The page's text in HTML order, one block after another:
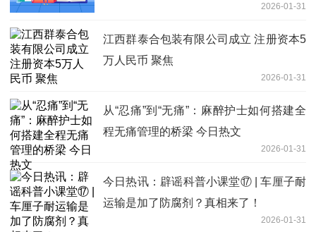
2026-01-31
江西群泰合包装有限公司成立 注册资本5
万人民币 聚焦
2026-01-31
从“忍痛”到“无痛”：麻醉护士如何搭建全
程无痛管理的桥梁 今日热文
2026-01-31
今日热讯：辟谣科普小课堂⑰ | 车厘子耐
运输是加了防腐剂？真相来了！
2026-01-31